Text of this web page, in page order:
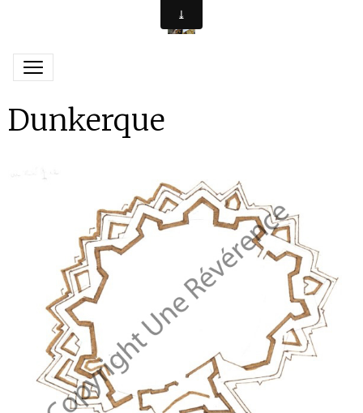
Dunkerque